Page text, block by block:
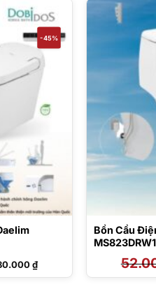
-45%
₫Giá
hiện
tại
Bồn Cầu